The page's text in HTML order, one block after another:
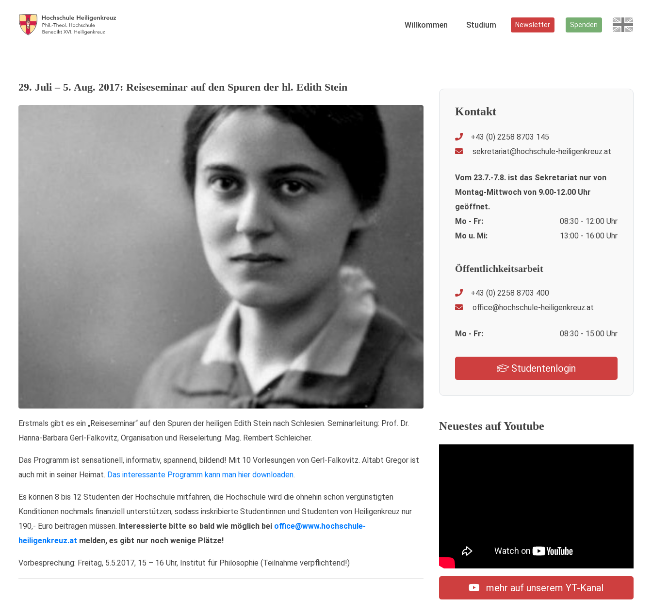
Willkommen Studium Newsletter Spenden
29. Juli – 5. Aug. 2017: Reiseseminar auf den Spuren der hl. Edith Stein
Erstmals gibt es ein „Reiseseminar“ auf den Spuren der heiligen Edith Stein nach Schlesien. Seminarleitung: Prof. Dr.
Hanna-Barbara Gerl-Falkovitz, Organisation und Reiseleitung: Mag. Rembert Schleicher.
Das Programm ist sensationell, informativ, spannend, bildend! Mit 10 Vorlesungen von Gerl-Falkovitz. Altabt Gregor ist
auch mit in seiner Heimat. Das interessante Programm kann man hier downloaden.
Es können 8 bis 12 Studenten der Hochschule mitfahren, die Hochschule wird die ohnehin schon vergünstigten
Konditionen nochmals finanziell unterstützen, sodass inskribierte Studentinnen und Studenten von Heiligenkreuz nur
190,- Euro beitragen müssen. Interessierte bitte so bald wie möglich bei office@www.hochschule-
heiligenkreuz.at melden, es gibt nur noch wenige Plätze!
Vorbesprechung: Freitag, 5.5.2017, 15 – 16 Uhr, Institut für Philosophie (Teilnahme verpflichtend!)
Kontakt
+43 (0) 2258 8703 145
sekretariat@hochschule-heiligenkreuz.at
Vom 23.7.-7.8. ist das Sekretariat nur von
Montag-Mittwoch von 9.00-12.00 Uhr
geöffnet.
Mo - Fr:
08:30 - 12:00 Uhr
Mo u. Mi:
13:00 - 16:00 Uhr
Öffentlichkeitsarbeit
+43 (0) 2258 8703 400
office@hochschule-heiligenkreuz.at
Mo - Fr: 08:30 - 15:00 Uhr
Studentenlogin
Neuestes auf Youtube
mehr auf unserem YT-Kanal